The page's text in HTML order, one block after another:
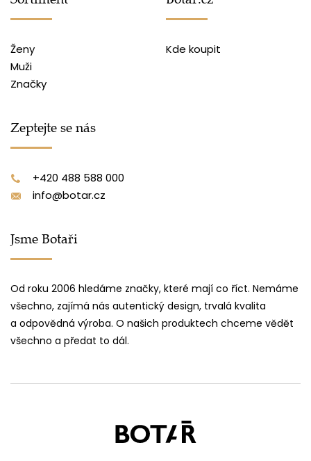
Ženy
Muži
Značky
Kde koupit
Zeptejte se nás
+420 488 588 000
info@botar.cz
Jsme Botaři
Od roku 2006 hledáme značky, které mají co říct. Nemáme
všechno, zajímá nás autentický design, trvalá kvalita
a odpovědná výroba. O našich produktech chceme vědět
všechno a předat to dál.